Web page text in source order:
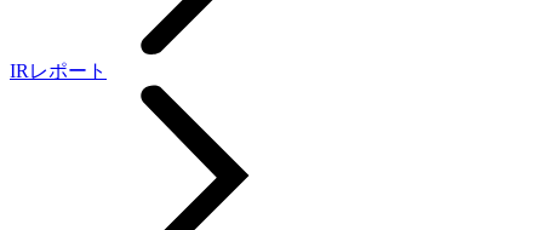
IRレポート